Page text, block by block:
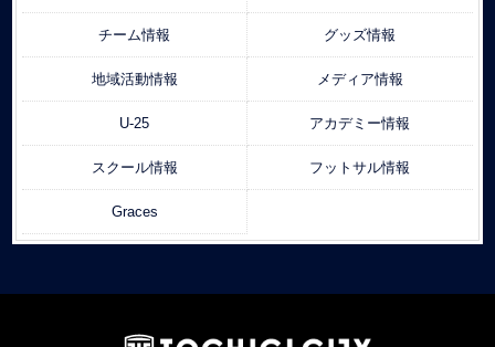
チーム情報 グッズ情報
地域活動情報 メディア情報
U-25 アカデミー情報
スクール情報 フットサル情報
Graces